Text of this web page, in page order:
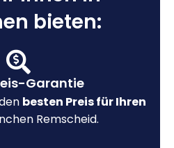
bieten:
Garantie
besten Preis für Ihren
Remscheid.